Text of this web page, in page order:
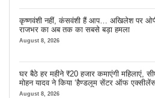
कृष्णवंशी नहीं, कंसवंशी हैं आप… अखिलेश पर
राजभर का अब तक का सबसे बड़ा हमला
August 8, 2026
घर बैठे हर महीने ₹20 हजार कमाएंगी महिलाएं,
मोहन यादव ने किया ‘हैण्डलूम सेंटर ऑफ
शुभारंभ
August 8, 2026